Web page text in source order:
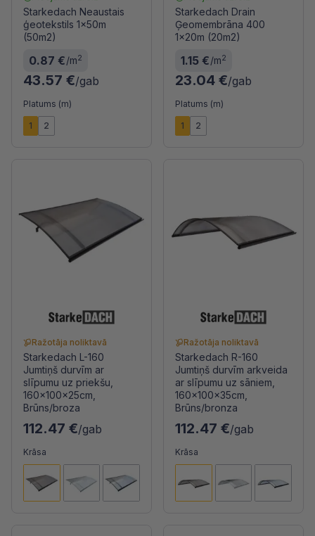
Starkedach Neaustais
ģeotekstils 1x50m
(50m2)
0.87 €/m2
43.57 €/gab
Platums (m)
1 2
Starkedach Drain
Ģeomembrāna 400
1x20m (20m2)
1.15 €/m2
23.04 €/gab
Platums (m)
1 2
Ražotāja noliktavā
Starkedach L-160
Jumtiņš durvīm ar
slīpumu uz priekšu,
160x100x25cm,
Brūns/broza
112.47 €/gab
Krāsa
Ražotāja noliktavā
Starkedach R-160
Jumtiņš durvīm arkveida
ar slīpumu uz sāniem,
160x100x35cm,
Brūns/bronza
112.47 €/gab
Krāsa